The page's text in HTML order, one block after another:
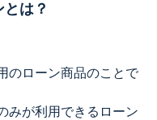
は？
のローン商品のことで
みが利用できるローン